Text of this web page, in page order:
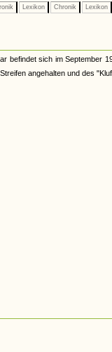
Lexikon Chronik Lexikon
befindet sich im September
angehalten und des